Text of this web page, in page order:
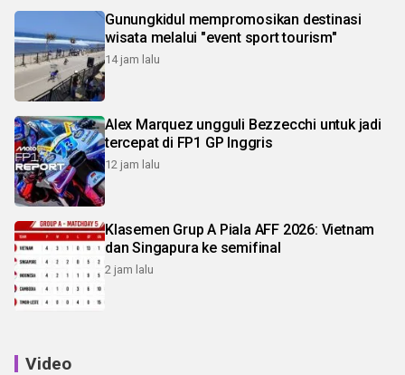
Gunungkidul mempromosikan destinasi
wisata melalui "event sport tourism"
14 jam lalu
Alex Marquez ungguli Bezzecchi untuk jadi
tercepat di FP1 GP Inggris
12 jam lalu
Klasemen Grup A Piala AFF 2026: Vietnam
dan Singapura ke semifinal
2 jam lalu
Video